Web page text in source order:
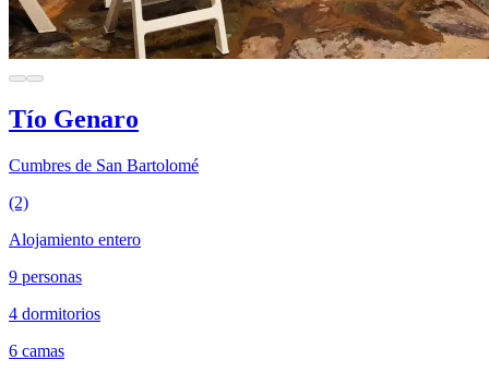
Tío Genaro
Cumbres de San Bartolomé
(2)
Alojamiento entero
9 personas
4 dormitorios
6 camas